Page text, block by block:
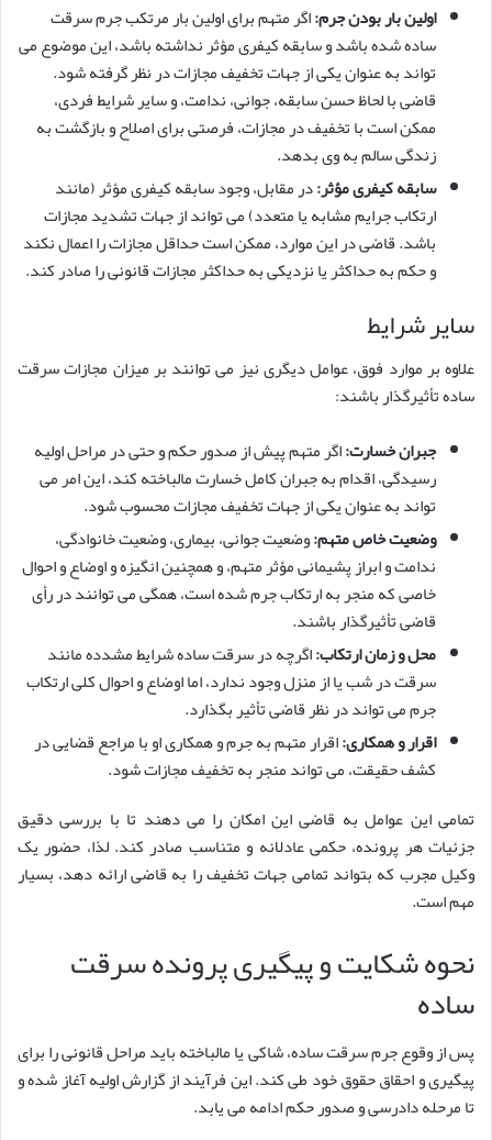
اولین بار بودن جرم:اگر متهم برای اولین بار مرتکب جرم سرقت
ساده شده باشد و سابقه کیفری مؤثر نداشته باشد، این موضوع می
تواند به عنوان یکی از جهات تخفیف مجازات در نظر گرفته شود.
قاضی با لحاظ حسن سابقه، جوانی، ندامت، و سایر شرایط فردی،
ممکن است با تخفیف در مجازات، فرصتی برای اصلاح و بازگشت به
زندگی سالم به وی بدهد.
سابقه کیفری مؤثر:در مقابل، وجود سابقه کیفری مؤثر (مانند
ارتکاب جرایم مشابه یا متعدد) می تواند از جهات تشدید مجازات
باشد. قاضی در این موارد، ممکن است حداقل مجازات را اعمال نکند
و حکم به حداکثر یا نزدیکی به حداکثر مجازات قانونی را صادر کند.
سایر شرایط
علاوه بر موارد فوق، عوامل دیگری نیز می توانند بر میزان مجازات سرقت
ساده تأثیرگذار باشند:
جبران خسارت:اگر متهم پیش از صدور حکم و حتی در مراحل اولیه
رسیدگی، اقدام به جبران کامل خسارت مالباخته کند، این امر می
تواند به عنوان یکی از جهات تخفیف مجازات محسوب شود.
وضعیت خاص متهم:وضعیت جوانی، بیماری، وضعیت خانوادگی،
ندامت و ابراز پشیمانی مؤثر متهم، و همچنین انگیزه و اوضاع و احوال
خاصی که منجر به ارتکاب جرم شده است، همگی می توانند در رأی
قاضی تأثیرگذار باشند.
محل و زمان ارتکاب:اگرچه در سرقت ساده شرایط مشدده مانند
سرقت در شب یا از منزل وجود ندارد، اما اوضاع و احوال کلی ارتکاب
جرم می تواند در نظر قاضی تأثیر بگذارد.
اقرار و همکاری:اقرار متهم به جرم و همکاری او با مراجع قضایی در
کشف حقیقت، می تواند منجر به تخفیف مجازات شود.
تمامی این عوامل به قاضی این امکان را می دهند تا با بررسی دقیق
جزئیات هر پرونده، حکمی عادلانه و متناسب صادر کند. لذا، حضور یک
وکیل مجرب که بتواند تمامی جهات تخفیف را به قاضی ارائه دهد، بسیار
مهم است.
نحوه شکایت و پیگیری پرونده سرقت
ساده
پس از وقوع جرم سرقت ساده، شاکی یا مالباخته باید مراحل قانونی را برای
پیگیری و احقاق حقوق خود طی کند. این فرآیند از گزارش اولیه آغاز شده و
تا مرحله دادرسی و صدور حکم ادامه می یابد.